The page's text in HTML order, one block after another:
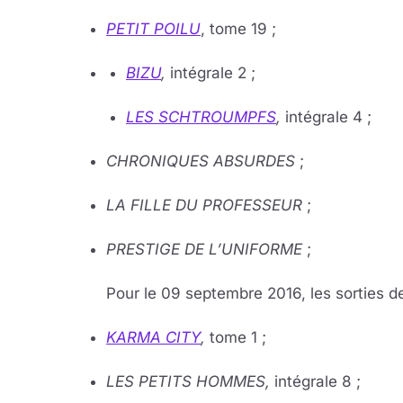
PETIT POILU, tome 19 ;
BIZU, intégrale 2 ;
LES SCHTROUMPFS, intégrale 4 ;
CHRONIQUES ABSURDES ;
LA FILLE DU PROFESSEUR ;
PRESTIGE DE L’UNIFORME;
Pour le 09 septembre 2016, les sorties
KARMA CITY, tome 1 ;
LES PETITS HOMMES, intégrale 8 ;